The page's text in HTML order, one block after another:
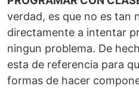
verdad, es que no es tan
directamente a intentar
ningun problema. De
esta de referencia para
formas de hacer